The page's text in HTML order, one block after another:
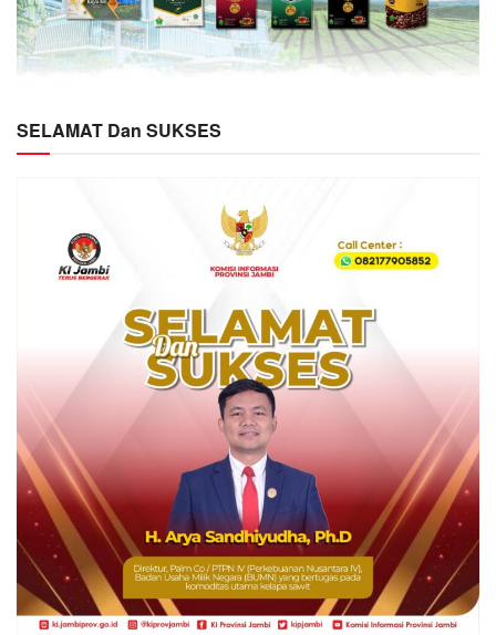
SELAMAT Dan SUKSES